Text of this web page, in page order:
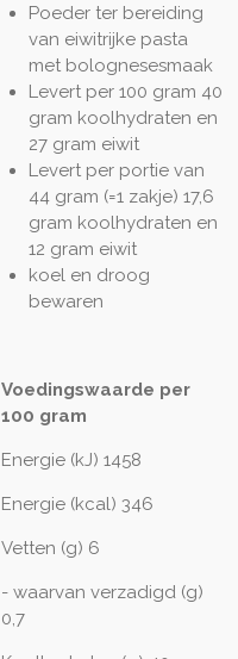
Poeder ter bereiding
van eiwitrijke pasta
met bolognesesmaak
Levert per 100 gram 40
gram koolhydraten en
27 gram eiwit
Levert per portie van
44 gram (=1 zakje) 17,6
gram koolhydraten en
12 gram eiwit
koel en droog
bewaren
Voedingswaarde per
100 gram
Energie (kJ) 1458
Energie (kcal) 346
Vetten (g) 6
- waarvan verzadigd (g)
0,7